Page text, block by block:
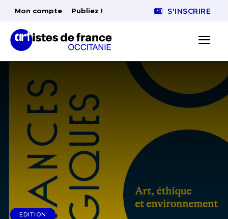
Mon compte Publiez ! S'INSCRIRE
EDITION